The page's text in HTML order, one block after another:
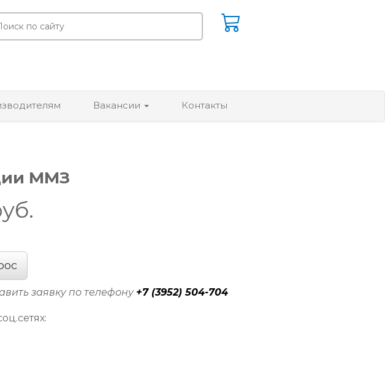
Вакансии Контакты
ММЗ
заявку по телефону +7 (3952) 504-704